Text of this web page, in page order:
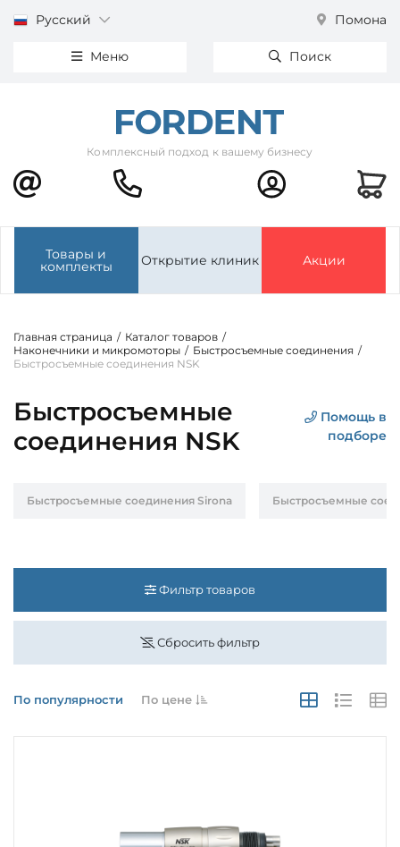
Русский Помона
Меню Поиск
Комплексный подход к вашему бизнесу
Товары и
комплекты Открытие клиник Акции
Главная страница / Каталог товаров /
Наконечники и микромоторы / Быстросъемные соединения /
Быстросъемные соединения NSK
Быстросъемные
соединения NSK
Помощь в
подборе
Быстросъемные соединения Sirona Быстросъемные
Фильтр товаров
Сбросить фильтр
По популярности По цене